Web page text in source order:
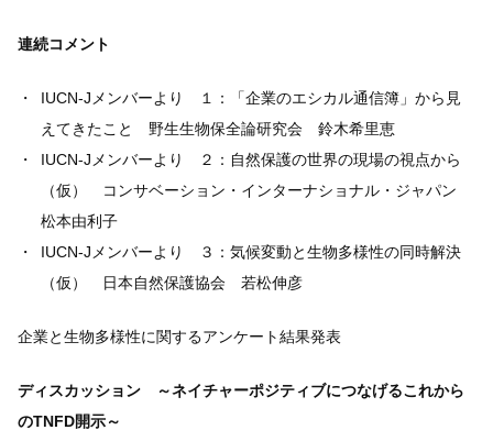
連続コメント
IUCN-Jメンバーより １：「企業のエシカル通信簿」から見
えてきたこと 野生生物保全論研究会 鈴木希里恵
IUCN-Jメンバーより ２：自然保護の世界の現場の視点から
（仮） コンサベーション・インターナショナル・ジャパン
松本由利子
IUCN-Jメンバーより ３：気候変動と生物多様性の同時解決
（仮） 日本自然保護協会 若松伸彦
企業と生物多様性に関するアンケート結果発表
ディスカッション ～ネイチャーポジティブにつなげるこれから
のTNFD開示～